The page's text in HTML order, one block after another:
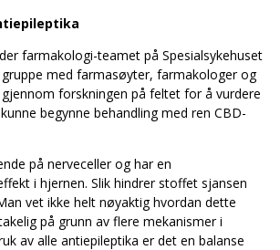
farmakologi-teamet på Spesialsykehuset
med farmasøyter, farmakologer og
forskningen på feltet for å vurdere
begynne behandling med ren CBD-
på nerveceller og har en
i hjernen. Slik hindrer stoffet sjansen
vet ikke helt nøyaktig hvordan dette
på grunn av flere mekanismer i
av alle antiepileptika er det en balanse